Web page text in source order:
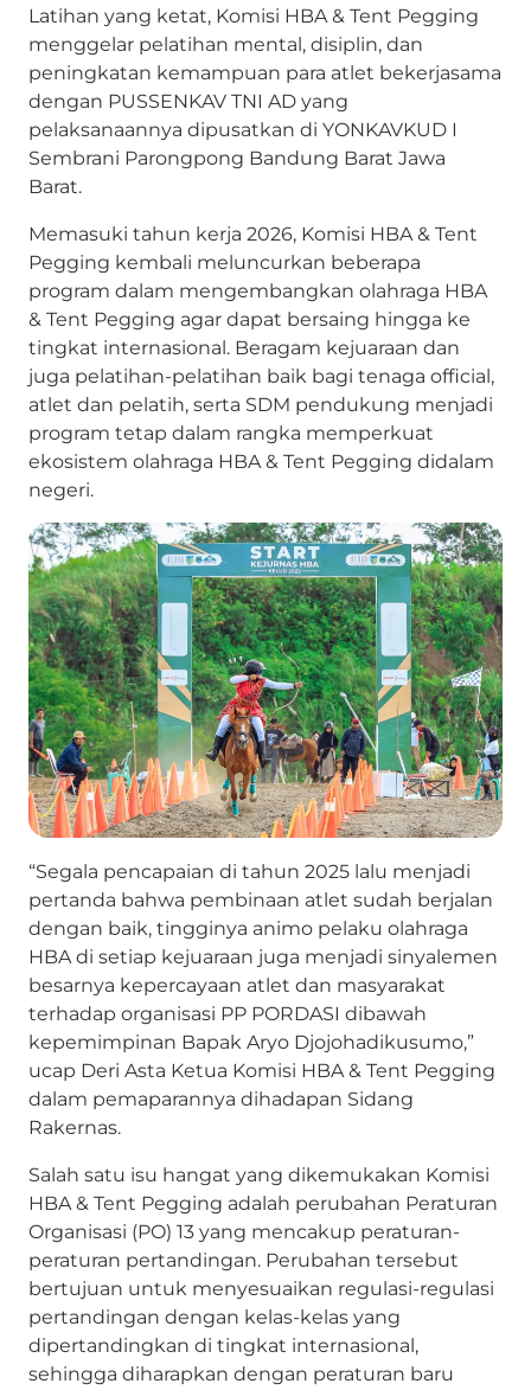
Latihan yang ketat, Komisi HBA & Tent Pegging
menggelar pelatihan mental, disiplin, dan
peningkatan kemampuan para atlet bekerjasama
dengan PUSSENKAV TNI AD yang
pelaksanaannya dipusatkan di YONKAVKUD I
Sembrani Parongpong Bandung Barat Jawa
Barat.
Memasuki tahun kerja 2026, Komisi HBA & Tent
Pegging kembali meluncurkan beberapa
program dalam mengembangkan olahraga HBA
& Tent Pegging agar dapat bersaing hingga ke
tingkat internasional. Beragam kejuaraan dan
juga pelatihan-pelatihan baik bagi tenaga official,
atlet dan pelatih, serta SDM pendukung menjadi
program tetap dalam rangka memperkuat
ekosistem olahraga HBA & Tent Pegging didalam
negeri.
“Segala pencapaian di tahun 2025 lalu menjadi
pertanda bahwa pembinaan atlet sudah berjalan
dengan baik, tingginya animo pelaku olahraga
HBA di setiap kejuaraan juga menjadi sinyalemen
besarnya kepercayaan atlet dan masyarakat
terhadap organisasi PP PORDASI dibawah
kepemimpinan Bapak Aryo Djojohadikusumo,”
ucap Deri Asta Ketua Komisi HBA & Tent Pegging
dalam pemaparannya dihadapan Sidang
Rakernas.
Salah satu isu hangat yang dikemukakan Komisi
HBA & Tent Pegging adalah perubahan Peraturan
Organisasi (PO) 13 yang mencakup peraturan-
peraturan pertandingan. Perubahan tersebut
bertujuan untuk menyesuaikan regulasi-regulasi
pertandingan dengan kelas-kelas yang
dipertandingkan di tingkat internasional,
sehingga diharapkan dengan peraturan baru